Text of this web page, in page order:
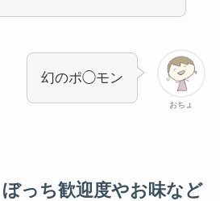
おちょ
幻のポ◯モン
っち歓迎度やお味など